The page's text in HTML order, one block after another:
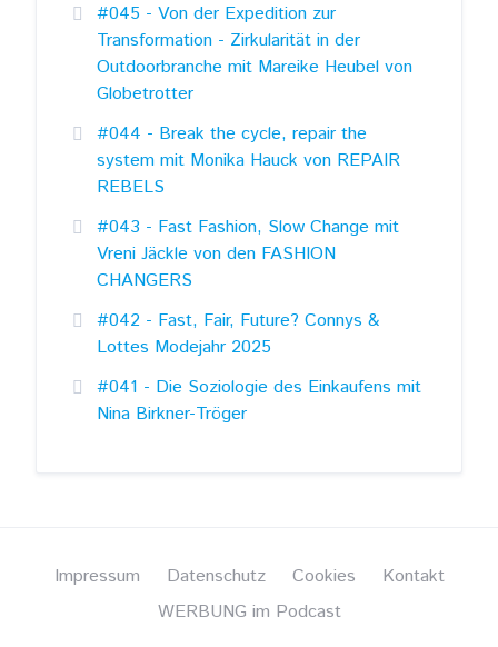
#045 - Von der Expedition zur
Transformation - Zirkularität in der
Outdoorbranche mit Mareike Heubel von
Globetrotter
#044 - Break the cycle, repair the
system mit Monika Hauck von REPAIR
REBELS
#043 - Fast Fashion, Slow Change mit
Vreni Jäckle von den FASHION
CHANGERS
#042 - Fast, Fair, Future? Connys &
Lottes Modejahr 2025
#041 - Die Soziologie des Einkaufens mit
Nina Birkner-Tröger
Impressum Datenschutz Cookies
Kontakt
WERBUNG im Podcast